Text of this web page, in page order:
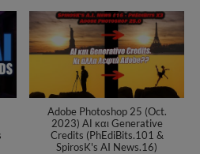
Adobe Photoshop 25 (Oct.
2023) ΑΙ και Generative
Credits (PhEdiBits.101 &
SpirosK's AI News.16)